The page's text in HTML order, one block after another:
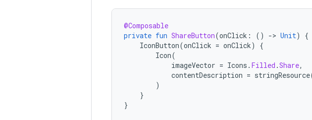
@Composable
private fun ShareButton(onClick : () -> Unit)
{
IconButton(onClick = onClick)
{
Icon(
imageVector = Icons . Filled .Share,
contentDescription = stringResource
)
}
}